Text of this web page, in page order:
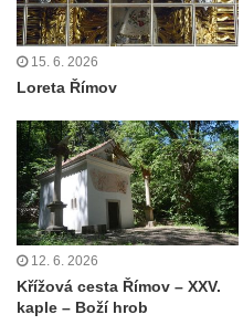
Polsko)
Skalní kaple Nejsvětější
Kamenice
Kostel svatého Vendelína v
Kostel Nejsvětější Trojice v
Ohří
Evangelická modlitebna u
nádraží v Dubé
Hřbitovní kaple ve Velkém
Kaple svaté Apolónie v
15. 6. 2026
Loreta Římov
12. 6. 2026
Křížová cesta Římov – XXV.
kaple – Boží hrob